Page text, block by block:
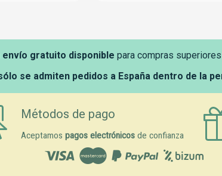
envío gratuito disponible para compras
se admiten pedidos a España dentro de la
Métodos de pago
Aceptamos pagos electrónicosde confianza